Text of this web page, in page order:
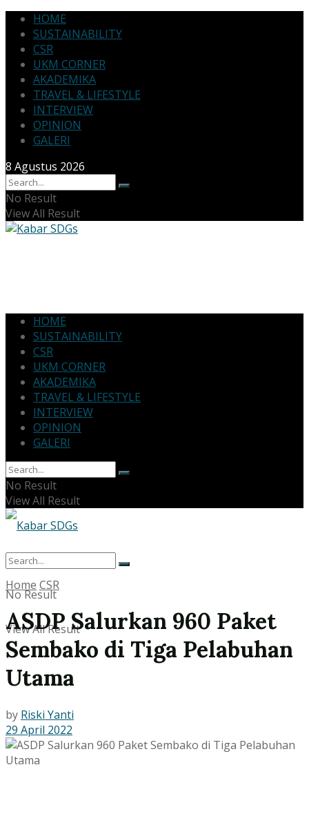
HOME
SUSTAINABILITY
CSR
UKM CORNER
AKADEMIKA
TRAVEL & LIFESTYLE
INTERVIEW
OPINION
GALERI
8 Agustus 2026
No Result
View All Result
HOME
SUSTAINABILITY
CSR
UKM CORNER
AKADEMIKA
TRAVEL & LIFESTYLE
INTERVIEW
OPINION
GALERI
No Result
View All Result
No Result
View All Result
Home CSR
ASDP Salurkan 960 Paket
Sembako di Tiga Pelabuhan
Utama
by Riski Yanti
29 April 2022